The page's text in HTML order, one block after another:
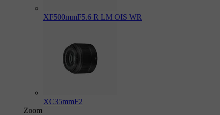
XF500mmF5.6 R LM OIS WR
XC35mmF2
Zoom